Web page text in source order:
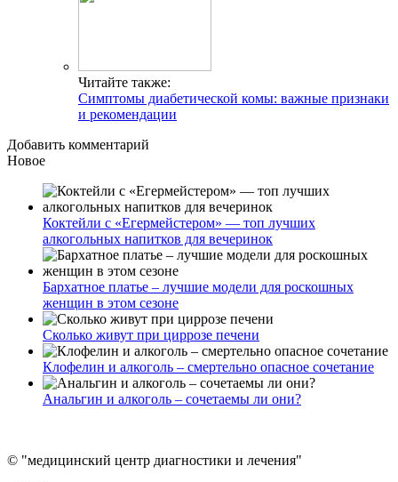
Читайте также:
Симптомы диабетической комы: важные признаки
и рекомендации
Добавить комментарий
Новое
Коктейли с «Егермейстером» — топ лучших
алкогольных напитков для вечеринок
Бархатное платье – лучшие модели для роскошных
женщин в этом сезоне
Сколько живут при циррозе печени
Клофелин и алкоголь – смертельно опасное сочетание
Анальгин и алкоголь – сочетаемы ли они?
© "медицинский центр диагностики и лечения"